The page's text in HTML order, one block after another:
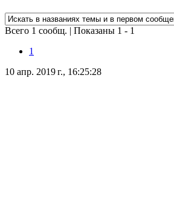
Всего 1 сообщ. | Показаны 1 - 1
1
10 апр. 2019 г., 16:25:28